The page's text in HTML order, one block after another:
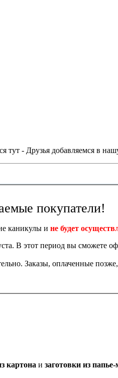
тут - Друзья добавляемся в
покупатели!
каникулы и не будет
В этот период вы сможете
Заказы, оплаченные позже,
картона и заготовки из